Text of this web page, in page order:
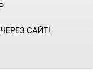
САЙТ!